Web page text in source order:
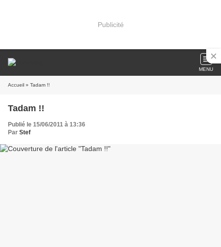
Publicité
MENU
Accueil » Tadam !!
Tadam !!
Publié le 15/06/2011 à 13:36
Par Stef